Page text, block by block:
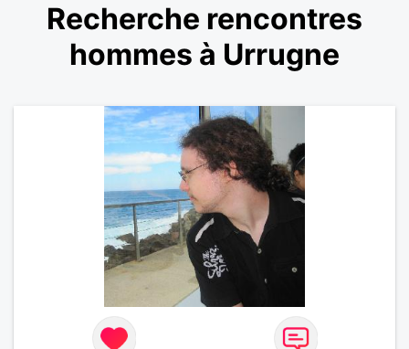
Recherche rencontres
hommes à Urrugne